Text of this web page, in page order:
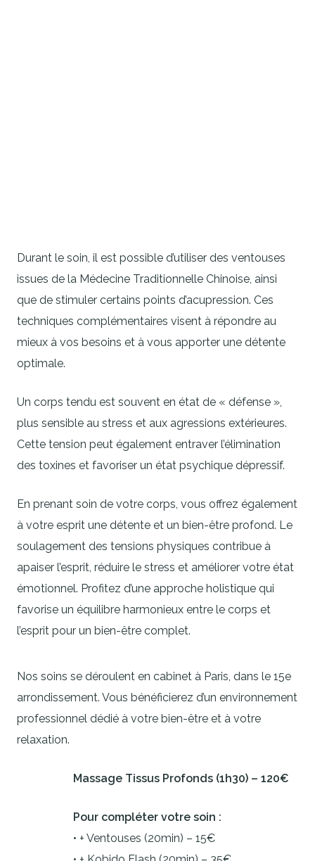
Durant le soin, il est possible d’utiliser des ventouses
issues de la Médecine Traditionnelle Chinoise, ainsi
que de stimuler certains points d’acupression. Ces
techniques complémentaires visent à répondre au
mieux à vos besoins et à vous apporter une détente
optimale.
Un corps tendu est souvent en état de « défense »,
plus sensible au stress et aux agressions extérieures.
Cette tension peut également entraver l’élimination
des toxines et favoriser un état psychique dépressif.
En prenant soin de votre corps, vous offrez également
à votre esprit une détente et un bien-être profond. Le
soulagement des tensions physiques contribue à
apaiser l’esprit, réduire le stress et améliorer votre état
émotionnel. Profitez d’une approche holistique qui
favorise un équilibre harmonieux entre le corps et
l’esprit pour un bien-être complet.
Nos soins se déroulent en cabinet à Paris, dans le 15e
arrondissement. Vous bénéficierez d’un environnement
professionnel dédié à votre bien-être et à votre
relaxation.
Massage Tissus Profonds (1h30) – 120€
Pour compléter votre soin :
• + Ventouses (20min) – 15€